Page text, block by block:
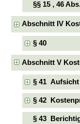
§§ 15 , 46
Abschnitt IV
§ 40
Abschnitt V
§ 41 Aufsicht
§ 42
§ 43